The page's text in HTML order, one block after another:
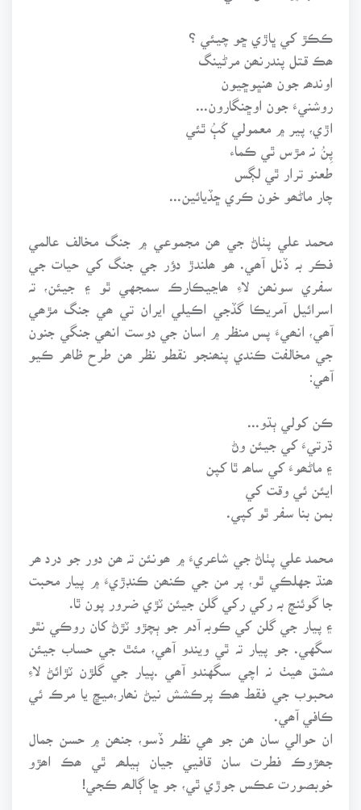
ڪڪڙ کي ڀاڙي ڇو چيئي ؟
ھڪ قتل پندرنھن مرڻينگ
اوندھہ جون ھنڀوڇيون
روشنيءَ جون اوڇنگارون...
اڙي، پير ۾ معمولي کَٻُ ٿئي
پِنُ نہ مڙس ٿي ڪماء
طعنو ترار ٿي لڳس
چار ماڻھو خون ڪري ڇڏيائين...
محمد علي پٺاڻ جي ھن مجموعي ۾ جنگ مخالف عالمي
فڪر بہ ڏنل آھي. ھو ھلندڙ دؤر جي جنگ کي حيات جي
سفري سونھن لاءِ ھاڃيڪارڪ سمجهي ٿو ۽ جيئن، تہ
اسرائيل آمريڪا گڏجي اڪيلي ايران تي ھي جنگ مڙھي
آھي، انھيءَ پس منظر ۾ اسان جي دوست انھي جنگي جنون
جي مخالفت ڪندي پنھنجو نقطو نظر ھن طرح ظاھر ڪيو
آھي:
ڪن کولي ٻڌو...
ڌرتيءَ کي جيئن وڻ
۽ ماڻھوءَ کي ساھہ ٿا کپن
ايئن ئي وقت کي
بمن بنا سفر ٿو کپي.
محمد علي پٺاڻ جي شاعريءَ ۾ ھونئن تہ ھن دور جو درد ھر
ھنڌ جهلڪي ٿو، پر من جي ڪنھن ڪنڊڙيءَ ۾ پيار محبت
جا گوئنچ بہ رکي رکي گلن جيئن ٽڙي ضرور پون ٿا.
۽ پيار جي گلن کي ڪوبہ آدم جو ٻچڙو ٽڙڻ کان روڪي نٿو
سگهي. جو پيار تہ ٿي ويندو آھي، مئٿ جي حساب جيئن
مشق ھيٺ نہ اچي سگهندو آھي .پيار جي گلڙن ٽڙائڻ لاءِ
محبوب جي فقط ھڪ پرڪشش نيڻ نھار،ميڇ يا مرڪ ئي
ڪافي آھي.
ان حوالي سان ھن جو ھي نظم ڏسو، جنھن ۾ حسن جمال
جھڙوڪ فطرت سان قافيي جيان ٻيلھہ ٿي ھڪ اھڙو
خوبصورت عڪس جوڙي ٿي، جو ڇا ڳالھہ ڪجي!